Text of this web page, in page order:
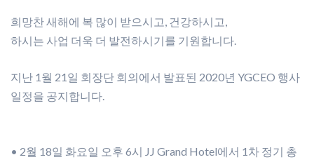
희망찬 새해에 복 많이 받으시고, 건강하시고,
하시는 사업 더욱 더 발전하시기를 기원합니다.
지난 1월 21일 회장단 회의에서 발표된 2020년 YGCEO 행사
일정을 공지합니다.
• 2월 18일 화요일 오후 6시 JJ Grand Hotel에서 1차 정기 총